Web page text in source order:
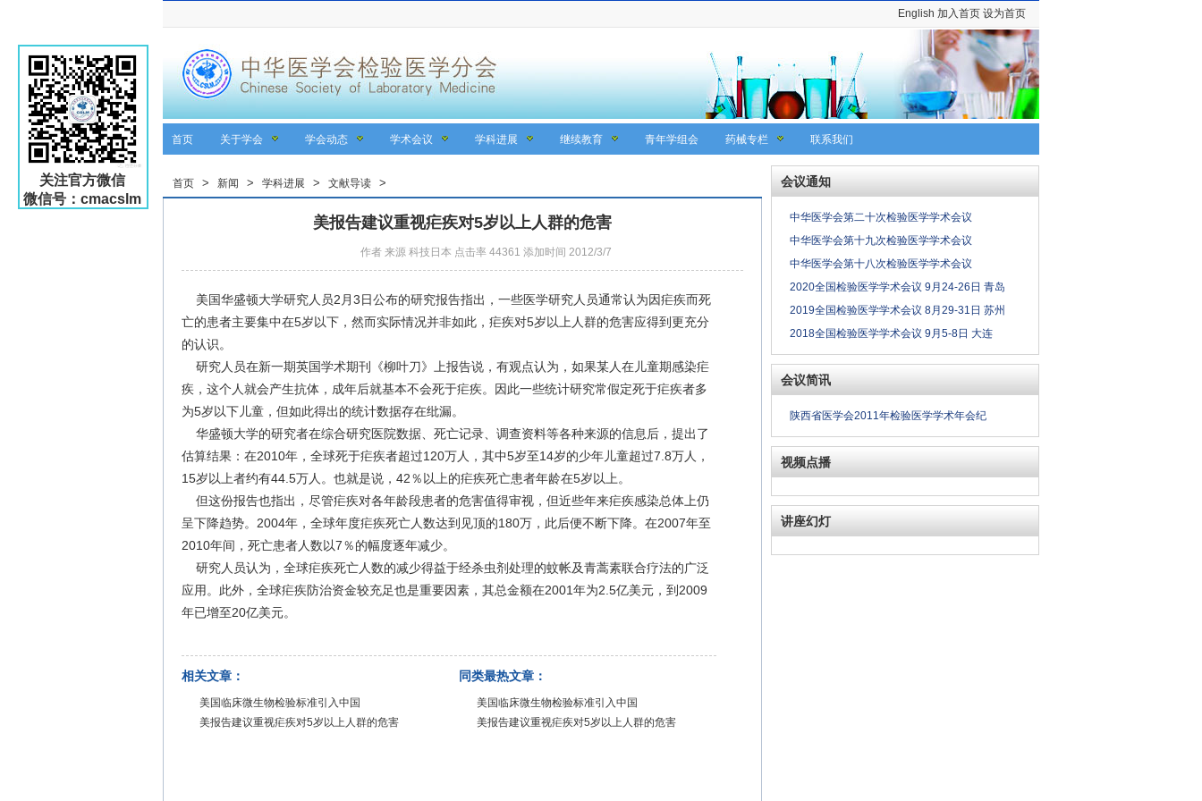
关注官方微信
微信号：cmacslm
English 加入首页 设为首页
首页 关于学会 学会动态 学术会议 学科进展 继续教育 青年学组会 药械专栏 联系我们
首页 > 新闻 > 学科进展 > 文献导读 >
美报告建议重视疟疾对5岁以上人群的危害
作者 来源 科技日本 点击率 44361 添加时间 2012/3/7
美国华盛顿大学研究人员2月3日公布的研究报告指出，一些医学研究人员通常认为因疟疾而死
亡的患者主要集中在5岁以下，然而实际情况并非如此，疟疾对5岁以上人群的危害应得到更充分
的认识。
研究人员在新一期英国学术期刊《柳叶刀》上报告说，有观点认为，如果某人在儿童期感染疟
疾，这个人就会产生抗体，成年后就基本不会死于疟疾。因此一些统计研究常假定死于疟疾者多
为5岁以下儿童，但如此得出的统计数据存在纰漏。
华盛顿大学的研究者在综合研究医院数据、死亡记录、调查资料等各种来源的信息后，提出了
估算结果：在2010年，全球死于疟疾者超过120万人，其中5岁至14岁的少年儿童超过7.8万人，
15岁以上者约有44.5万人。也就是说，42％以上的疟疾死亡患者年龄在5岁以上。
但这份报告也指出，尽管疟疾对各年龄段患者的危害值得审视，但近些年来疟疾感染总体上仍
呈下降趋势。2004年，全球年度疟疾死亡人数达到见顶的180万，此后便不断下降。在2007年至
2010年间，死亡患者人数以7％的幅度逐年减少。
研究人员认为，全球疟疾死亡人数的减少得益于经杀虫剂处理的蚊帐及青蒿素联合疗法的广泛
应用。此外，全球疟疾防治资金较充足也是重要因素，其总金额在2001年为2.5亿美元，到2009
年已增至20亿美元。
相关文章：
美国临床微生物检验标准引入中国
美报告建议重视疟疾对5岁以上人群的危害
同类最热文章：
美国临床微生物检验标准引入中国
美报告建议重视疟疾对5岁以上人群的危害
会议通知
中华医学会第二十次检验医学学术会议
中华医学会第十九次检验医学学术会议
中华医学会第十八次检验医学学术会议
2020全国检验医学学术会议 9月24-26日 青岛
2019全国检验医学学术会议 8月29-31日 苏州
2018全国检验医学学术会议 9月5-8日 大连
会议简讯
陕西省医学会2011年检验医学学术年会纪
视频点播
讲座幻灯